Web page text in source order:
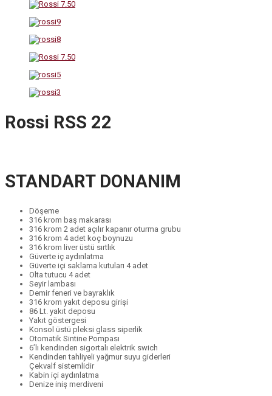
Rossi RSS 22
STANDART DONANIM
Döşeme
316 krom baş makarası
316 krom 2 adet açılır kapanır oturma grubu
316 krom 4 adet koç boynuzu
316 krom liver üstü sırtlık
Güverte iç aydınlatma
Güverte içi saklama kutuları 4 adet
Olta tutucu 4 adet
Seyir lambası
Demir feneri ve bayraklık
316 krom yakıt deposu girişi
86 Lt. yakıt deposu
Yakıt göstergesi
Konsol üstü pleksi glass siperlik
Otomatik Sintine Pompası
6’lı kendinden sigortalı elektrik swich
Kendinden tahliyeli yağmur suyu giderleri
Çekvalf sistemlidir
Kabin içi aydınlatma
Denize iniş merdiveni